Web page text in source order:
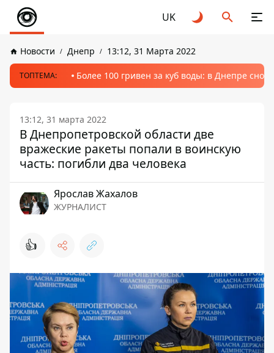
UK
Новости Днепр 13:12, 31 Марта 2022
ТОПТЕМА: Более 100 гривен за куб воды: в Днепре
13:12, 31 марта 2022
В Днепропетровской области две
вражеские ракеты попали в воинскую
часть: погибли два человека
Ярослав Жахалов
ЖУРНАЛИСТ
👍